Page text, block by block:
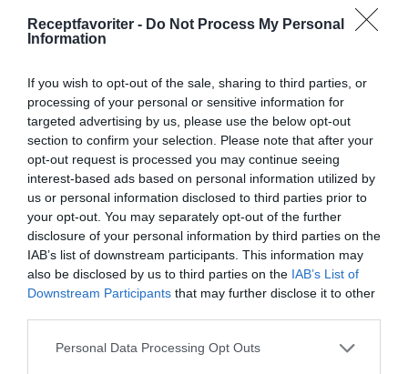
Receptfavoriter - Do Not Process My Personal
Information
If you wish to opt-out of the sale, sharing to third parties, or
processing of your personal or sensitive information for
targeted advertising by us, please use the below opt-out
section to confirm your selection. Please note that after your
opt-out request is processed you may continue seeing
interest-based ads based on personal information utilized by
us or personal information disclosed to third parties prior to
your opt-out. You may separately opt-out of the further
disclosure of your personal information by third parties on the
IAB’s list of downstream participants. This information may
also be disclosed by us to third parties on the IAB’s List of
Downstream Participants that may further disclose it to other
Personal Data Processing Opt Outs
Veganska grillspett
Veganska grillspett med grönsaker som röd
paprika, champinjoner, aubergine, rödlök och färsk
ananas. På...